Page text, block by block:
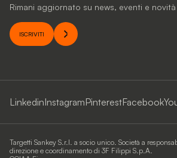
Rimani aggiornato su news, eventi e
ISCRIVITI
LinkedinInstagramPinterestFacebook
Targetti Sankey S.r.l. a socio unico. Società a
direzione e coordinamento di 3F Filippi S.p.A.